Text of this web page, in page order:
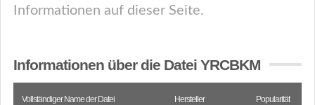
Informationen auf dieser Seite.
Informationen über die Datei YRCBKM
Vollständiger Name der Datei Hersteller Popularität